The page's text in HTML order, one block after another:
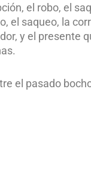
el robo, el
el saqueo, la
y el presente
el pasado